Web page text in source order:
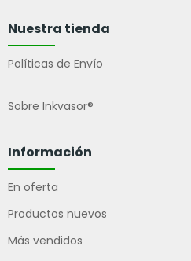
Nuestra tienda
Políticas de Envío
Sobre Inkvasor®
Información
En oferta
Productos nuevos
Más vendidos